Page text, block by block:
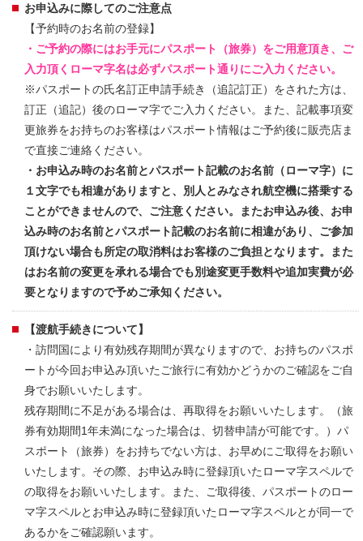
お申込みに際してのご注意点
【予約時のお名前の登録】
・ご予約の際にはお手元にパスポート（旅券）をご用意頂き、ご
入力頂くローマ字名は必ずパスポート通りにご入力ください。
※パスポートの氏名訂正申請手続き（追記訂正）をされた方は、
訂正（追記）後のローマ字でご入力ください。また、記載事項変
更旅券をお持ちのお客様はパスポート情報はご予約後に販売店ま
で直接ご連絡ください。
・お申込み時のお名前とパスポート記載のお名前（ローマ字）に
１文字でも相違がありますと、別人とみなされ航空機に搭乗する
ことができませんので、ご注意ください。またお申込み後、お申
込み時のお名前とパスポート記載のお名前に相違があり、ご参加
頂けない場合も所定の取消料はお客様のご負担となります。また
はお名前の変更を承れる場合でも別途変更手数料や追加実費が必
要となりますので予めご承知ください。
【渡航手続きについて】
・訪問国により有効残存期間が異なりますので、お持ちのパスポ
ートが今回お申込み頂いたご旅行に有効かどうかのご確認をご自
身でお願いいたします。
残存期間に不足がある場合は、再取得をお願いいたします。（旅
券有効期間1年未満になった場合は、切替申請が可能です。）パ
スポート（旅券）をお持ちでない方は、お早めにご取得をお願い
いたします。その際、お申込み時に登録頂いたローマ字スペルで
の取得をお願いいたします。また、ご取得後、パスポートのロー
マ字スペルとお申込み時に登録頂いたローマ字スペルとが同一で
あるかをご確認願います。